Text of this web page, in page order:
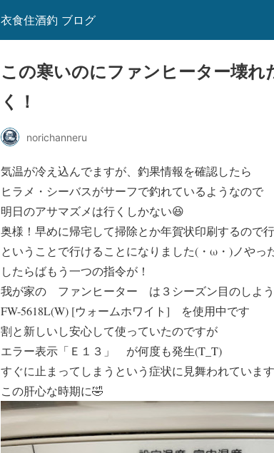
衣食住酒釣 ブログ
この寒いのにファンヒーター壊
く！
norichanneru
気温が冷え込んでますが、釣果情報を確認したら
ヒラメ・シーバスがサーフで釣れているようなので
明日のアサマズメは行くしかない😆
奥様！早めに帰宅して掃除とか年賀状印刷するので
ということで行けることになりました(・ω・)ノやっ
したらばもう一つの指令が！
我が家の ファンヒーター は３シーズン目のしよ
FW-5618L(W) [ウォームホワイト] を使用中です
割と新しいし安心して使っていたのですが
エラー表示「Ｅ１３」
が何度も発生(T_T)
すぐに止まってしまうという症状に見舞われています
この肝心な時期に🤣